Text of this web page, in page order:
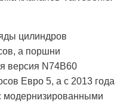
цилиндров
а поршни
версия N74B60
Евро 5, а с 2013 года